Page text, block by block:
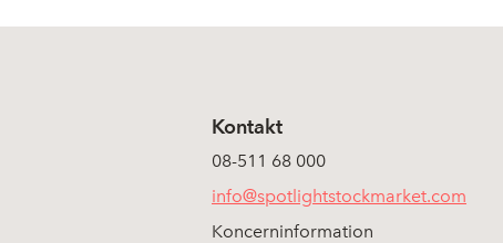
Kontakt
08-511 68 000
info@spotlightstockmarket.com
Koncerninformation